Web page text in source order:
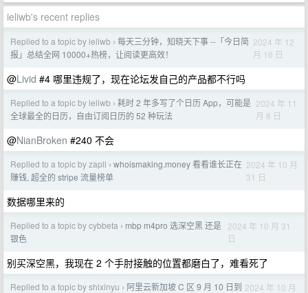
ieliwb's recent replies
Replied to a topic by ieliwb › 每天三分钟，知晓天下事 --「今日简
报」总结全网 10000+热榜，让阅读更高效！
2024 年 12
月 16 日
@Livid #4 哪里违规了，现在论坛发自己的产品都不行吗
Replied to a topic by ieliwb › 耗时 2 年多写了个日历 App，可能是
全球最全的日历，自由订阅日历的 52 种玩法
2024 年 11
月 8 日
@NianBroken #240 不会
Replied to a topic by zapll › whoismaking.money 看看谁长正在
赚钱, 超全的 stripe 流量榜单
2024 年 10 月
31 日
数据哪里来的
Replied to a topic by cybbeta › mbp m4pro 选深空黑 还是
银色
2024 年 10 月 31
日
别买深空黑，我现在 2 个手肘接触的位置都磨白了，难看死了
Replied to a topic by shixinyu › 阿里云新加坡 C 区 9 月 10 日到 2024 年 10 月